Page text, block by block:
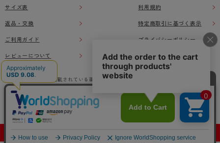
サイズ表
返品・交換
ご利用ガイド
レビューについて
利用規約
特定商取引に基づく表示
プライバシーポリシー
本ウェブサイト上に掲載されている画像、イラストなどの著作物の全部または一部をアツ